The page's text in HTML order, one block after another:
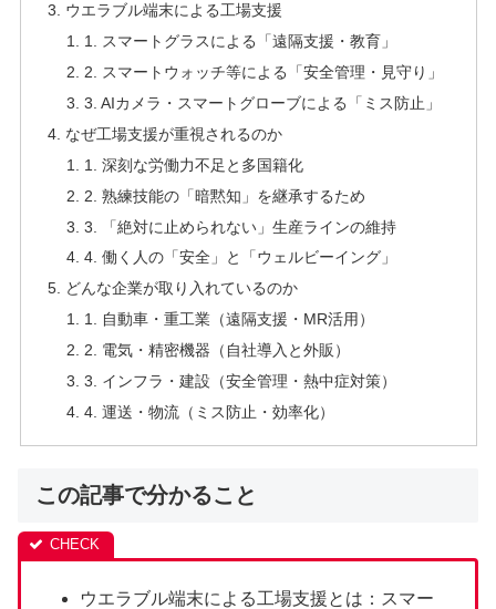
ウエラブル端末による工場支援
1. スマートグラスによる「遠隔支援・教育」
2. スマートウォッチ等による「安全管理・見守り」
3. AIカメラ・スマートグローブによる「ミス防止」
なぜ工場支援が重視されるのか
1. 深刻な労働力不足と多国籍化
2. 熟練技能の「暗黙知」を継承するため
3. 「絶対に止められない」生産ラインの維持
4. 働く人の「安全」と「ウェルビーイング」
どんな企業が取り入れているのか
1. 自動車・重工業（遠隔支援・MR活用）
2. 電気・精密機器（自社導入と外販）
3. インフラ・建設（安全管理・熱中症対策）
4. 運送・物流（ミス防止・効率化）
この記事で分かること
ウエラブル端末による工場支援とは：スマー